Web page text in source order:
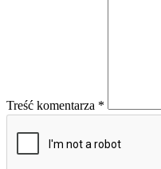
Treść komentarza *